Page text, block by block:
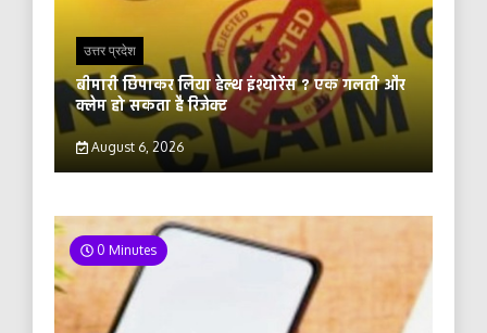
उत्तर प्रदेश
बीमारी छिपाकर लिया हेल्थ इंश्योरेंस ? एक गलती और
क्लेम हो सकता है रिजेक्ट
August 6, 2026
0 Minutes